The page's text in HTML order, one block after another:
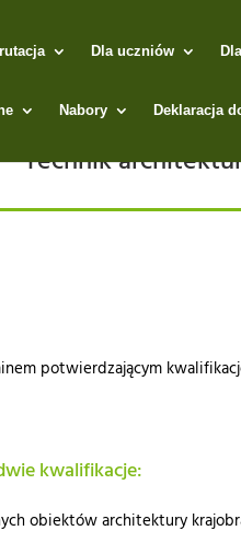
Dla uczniów
Nabory Deklaracja
Technik
potwierdzającym
kwalifikacje:
obiektów architektury